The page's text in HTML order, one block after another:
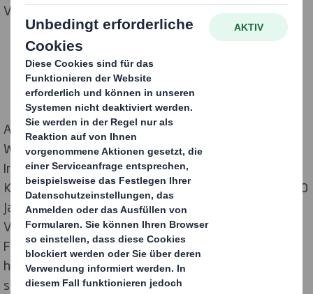
Versandverpackung.
Anlässlich des 150-jährigen Bestehens
Wellpappenverpackung stellen die
Innovationsexperten von DS Smith ein futuristisches
Konzept vor, wie sich Verpackungen in den nächsten 50
Jahren entwickeln könnten. Das Konzept zeigt, wie
Verpackungen aus organischen, programmierbaren
Fasern hergestellt werden könnten, die die Fähigkeit
haben, sich – wie unsere Haut – selbst zu heilen, wenn
sie beschädigt wird.